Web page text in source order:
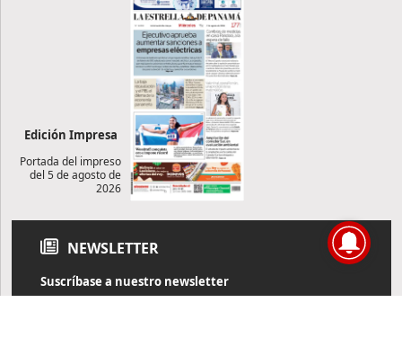
Edición Impresa
Portada del impreso
del 5 de agosto de
2026
NEWSLETTER
Suscríbase a nuestro newsletter
Reciba diariamente información de actualidad directamente en